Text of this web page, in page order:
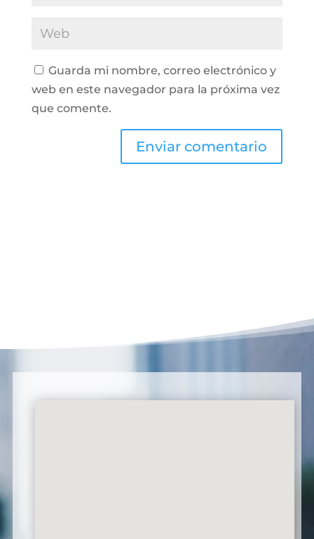
Guarda mi nombre, correo electrónico y
web en este navegador para la próxima vez
que comente.